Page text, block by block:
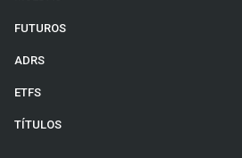
FUTUROS
ADRS
ETFS
TÍTULOS